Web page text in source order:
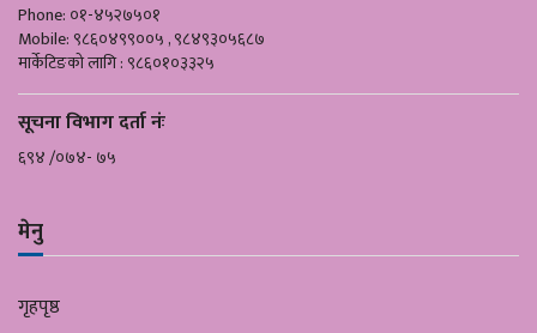
Phone: ०१-४५२७५०१
Mobile: ९८६०४९९००५ , ९८४९३०५६८७
मार्केटिङको लागि : ९८६०१०३३२५
सूचना विभाग दर्ता नंः
६९४ /०७४- ७५
मेनु
गृहपृष्ठ